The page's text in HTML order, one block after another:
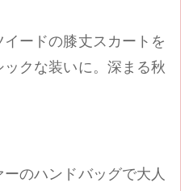
ードの膝丈スカートを
クな装いに。深まる秋
のハンドバッグで大人